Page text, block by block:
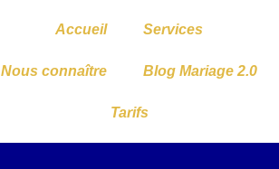
Accueil Services
Nous connaître Blog Mariage 2.0
Tarifs